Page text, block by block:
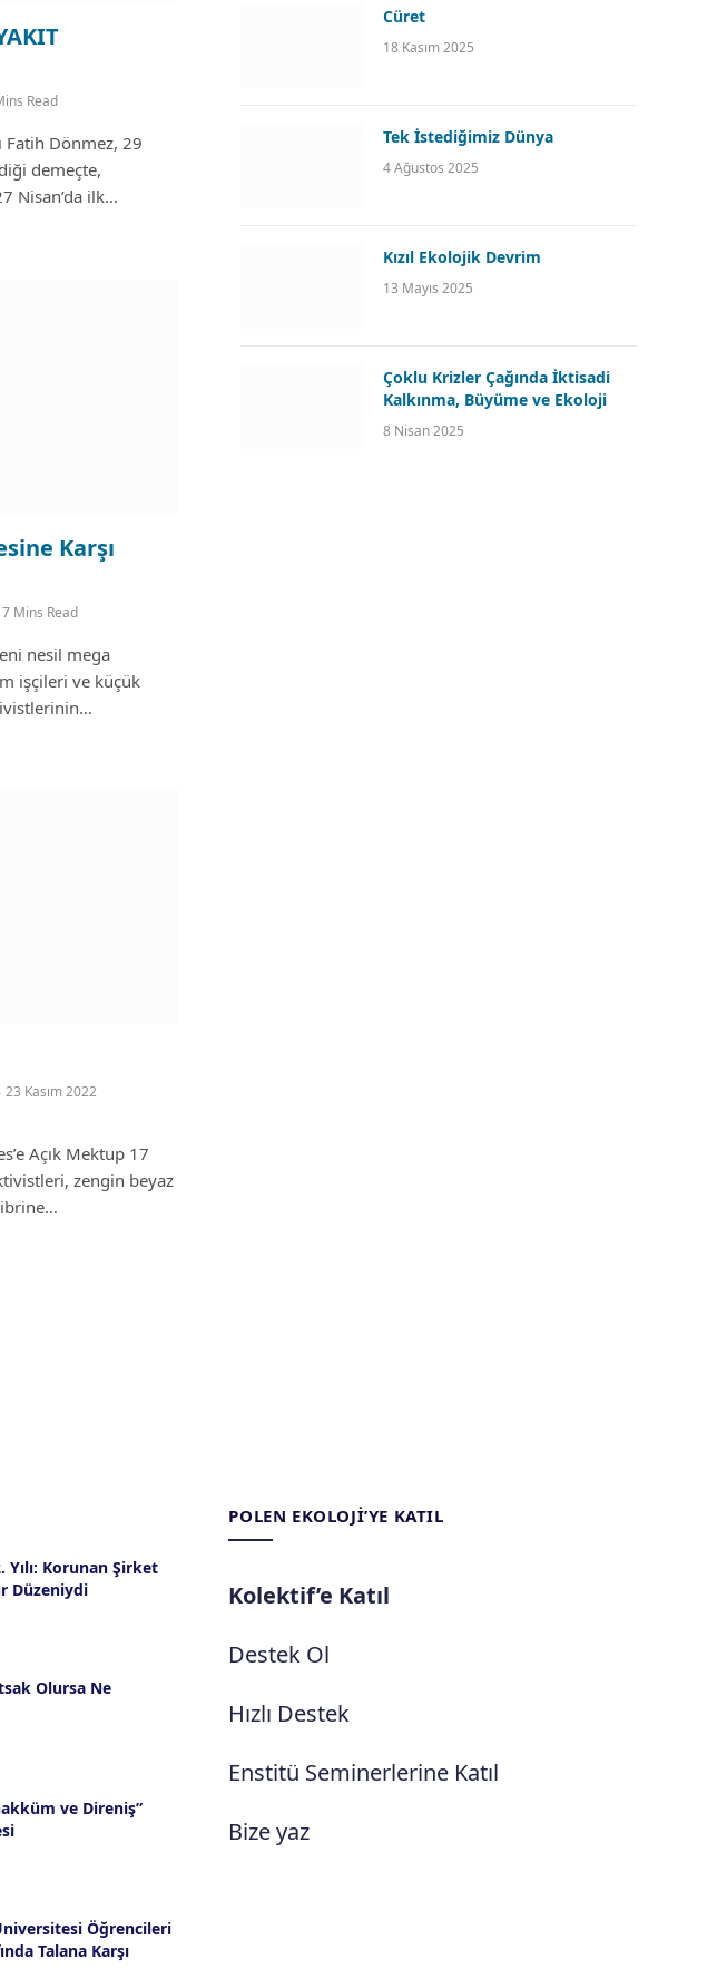
Read
Fatih Dönmez, 29
demeçte,
Nisan’da ilk…
Karşı
7 Mins Read
nesil mega
işçileri ve küçük
23 Kasım 2022
Açık Mektup 17
zengin beyaz
Cüret
18 Kasım 2025
Tek İstediğimiz Dünya
4 Ağustos 2025
Kızıl Ekolojik Devrim
13 Mayıs 2025
Çoklu Krizler Çağında İktisadi
Kalkınma, Büyüme ve Ekoloji
8 Nisan 2025
Yılı: Korunan Şirket
Düzeniydi
Olursa Ne
ve Direniş”
Öğrencileri
Talana Karşı
POLEN EKOLOJI’YE KATIL
Kolektif’e Katıl
Destek Ol
Hızlı Destek
Enstitü Seminerlerine Katıl
Bize yaz